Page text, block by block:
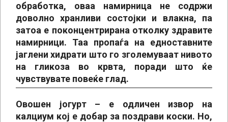
обработка, оваа намирница не содржи
доволно хранливи состојки и влакна, па
затоа е поконцентрирана отколку здравите
намирници. Таа пропаѓа на едноставните
јаглени хидрати што го зголемуваат нивото
на гликоза во крвта, поради што ќе
чувствувате повеќе глад.
Овошен јогурт– е одличен извор на
калциум кој е добар за поздрави коски. Но,